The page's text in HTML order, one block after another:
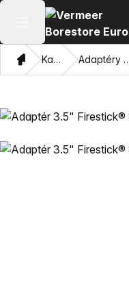
Otevřít hlavní menu
DomovKatalog Adaptéry